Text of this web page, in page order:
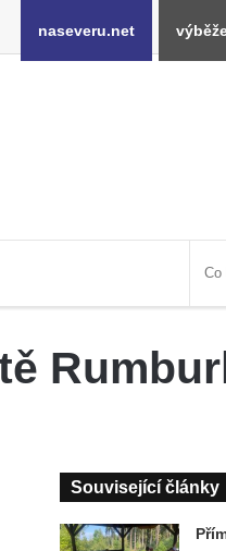
naseveru.net
Související články